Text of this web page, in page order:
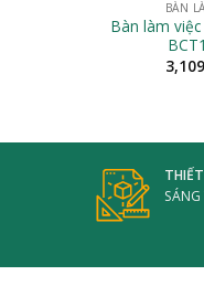
BÀN
Bàn làm